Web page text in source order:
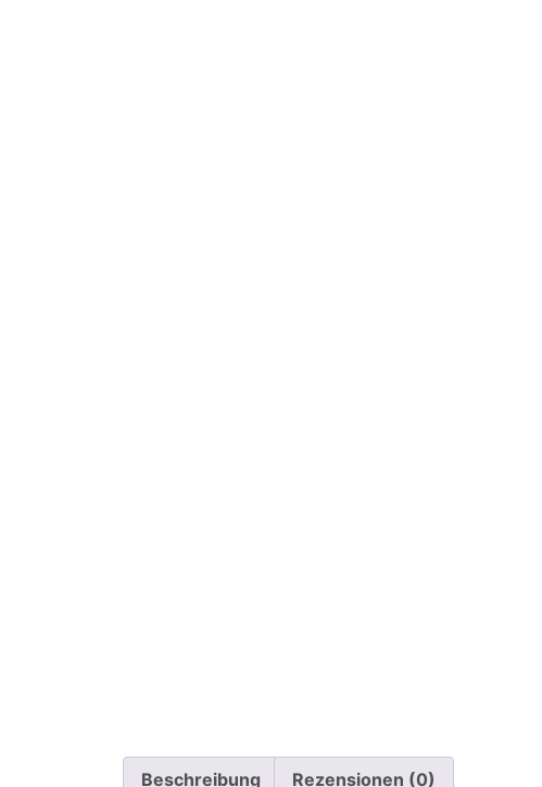
Beschreibung Rezensionen (0)